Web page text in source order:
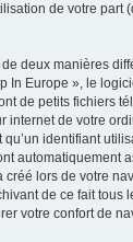
de votre part
deux manières
In Europe », le
de petits fichiers
internet de votre
identifiant
automatiquement
lors de votre
de ce fait tous
votre confort de